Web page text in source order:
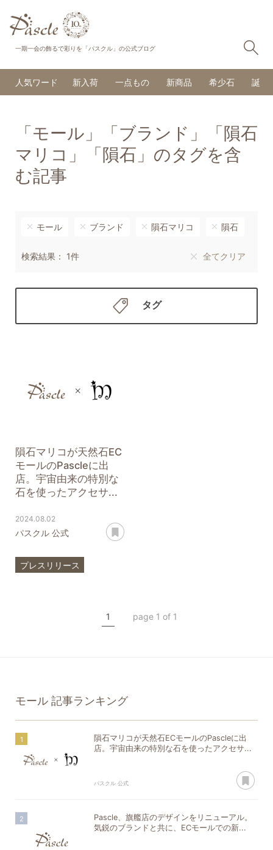
一期一会の飾るで彩りを「パスクル」の公式ブログ
人気ワード 新入荷 一点もの 新商品 希少石 誕生
「モール」「ブランド」「隕石
マリコ」「隕石」のタグを含
む記事
モール ブランド 隕石マリコ 隕石
検索結果： 1件 全てクリア
タグ
隕石マリコが天然石EC
モールのPascleに出
店。宇宙由来の特別な
石を使ったアクセサ...
2024.08.02
パスクル 公式
プレスリリース
1
page 1 of 1
モール 記事ランキング
隕石マリコが天然石ECモールのPascleに出
店。宇宙由来の特別な石を使ったアクセサ...
パスクル 公式
Pascle、旗艦店のデザインをリニューアル。
気鋭のブランドと共に、ECモールでの新...